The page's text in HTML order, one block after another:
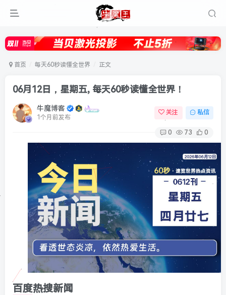
首页 每天60秒读懂全世界 正文
06月12日，星期五, 每天60秒读懂全世界！
牛魔博客
1个月前发布
关注 私信
0 73 0
百度热搜新闻